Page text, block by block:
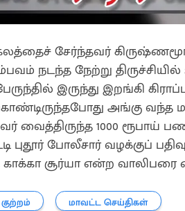
சேர்ந்தவர்
நடந்த நேற்று
இருந்து இறங்கி
அங்கு வந்த
வைத்திருந்த 1000 ரூபாய்
புதூர் போலீசார் வழக்குப்
காக்கா சூர்யா என்ற
குற்றம் மாவட்ட செய்திகள்